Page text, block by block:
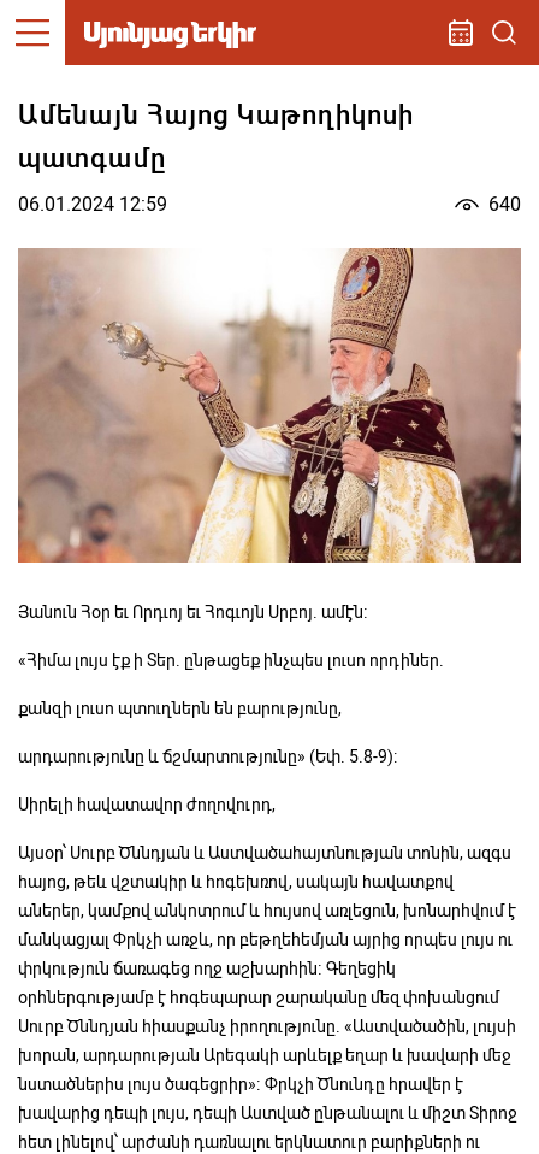
Ամենայն Հայոց Կաթողիկոսի
պատգամը
06.01.2024 12:59 640
​Յանուն Հօր եւ Որդւոյ եւ Հոգւոյն Սրբոյ. ամէն։
«Հիմա լույս էք ի Տեր. ընթացեք ինչպես լուսո որդիներ.
քանզի լուսո պտուղներն են բարությունը,
արդարությունը և ճշմարտությունը» (Եփ. 5.8-9):
​Սիրելի հավատավոր ժողովուրդ,
Այսօր՝ Սուրբ Ծննդյան և Աստվածահայտնության տոնին, ազգս
հայոց, թեև վշտակիր և հոգեխռով, սակայն հավատքով
աներեր, կամքով անկոտրում և հույսով առլեցուն, խոնարհվում է
մանկացյալ Փրկչի առջև, որ բեթղեհեմյան այրից որպես լույս ու
փրկություն ճառագեց ողջ աշխարհին։ Գեղեցիկ
օրհներգությամբ է հոգեպարար շարականը մեզ փոխանցում
Սուրբ Ծննդյան հիասքանչ իրողությունը. «Աստվածածին, լույսի
խորան, արդարության Արեգակի արևելք եղար և խավարի մեջ
նստածներիս լույս ծագեցրիր»։ Փրկչի Ծնունդը հրավեր է
խավարից դեպի լույս, դեպի Աստված ընթանալու և միշտ Տիրոջ
հետ լինելով՝ արժանի դառնալու երկնատուր բարիքների ու